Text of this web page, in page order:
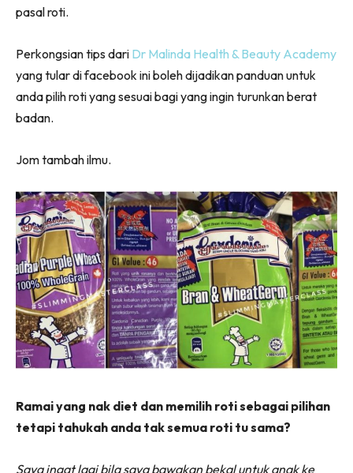
pasal roti.
Perkongsian tips dari Dr Malinda Health & Beauty Academy
yang tular di facebook ini boleh dijadikan panduan untuk
anda pilih roti yang sesuai bagi yang ingin turunkan berat
badan.
Jom tambah ilmu.
Ramai yang nak diet dan memilih roti sebagai pilihan
tetapi tahukah anda tak semua roti tu sama?
Saya ingat lagi bila saya bawakan bekal untuk anak ke